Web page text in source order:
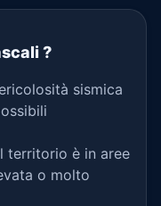
?
sismica
territorio è in aree
o molto